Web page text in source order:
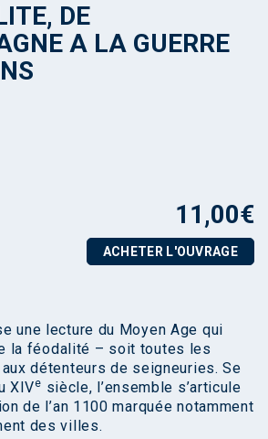
DE
A LA GUERRE
11,00€
ACHETER L'OUVRAGE
une lecture du Moyen Age qui
la féodalité – soit toutes les
détenteurs de seigneuries. Se
XIVe siècle, l’ensemble s’articule
de l’an 1100 marquée notamment
des villes.